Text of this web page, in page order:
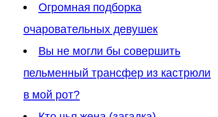
Огромная подборка
очаровательных девушек
Вы не могли бы совершить
пельменный трансфер из кастрюли
в мой рот?